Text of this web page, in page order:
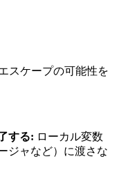
スケープの可能性を
する: ローカル変数
ジャなど）に渡さな